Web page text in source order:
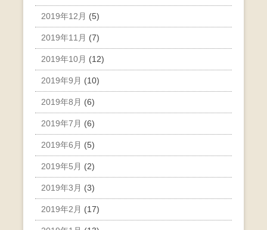
2019年12月 (5)
2019年11月 (7)
2019年10月 (12)
2019年9月 (10)
2019年8月 (6)
2019年7月 (6)
2019年6月 (5)
2019年5月 (2)
2019年3月 (3)
2019年2月 (17)